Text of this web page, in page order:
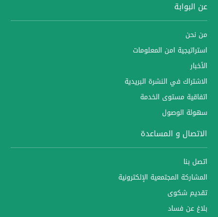
عن البوابة
من نحن
استراتيجية امن المعلومات
الأخبار
الاشتراك في النشرة البريدية
اتفاقية مستوى الخدمة
سهولة الوصول
الاتصال و المساعدة
اتصل بنا
المشاركة المجتمعية الإلكترونية
تقديم شكوى
بلاغ عن فساد